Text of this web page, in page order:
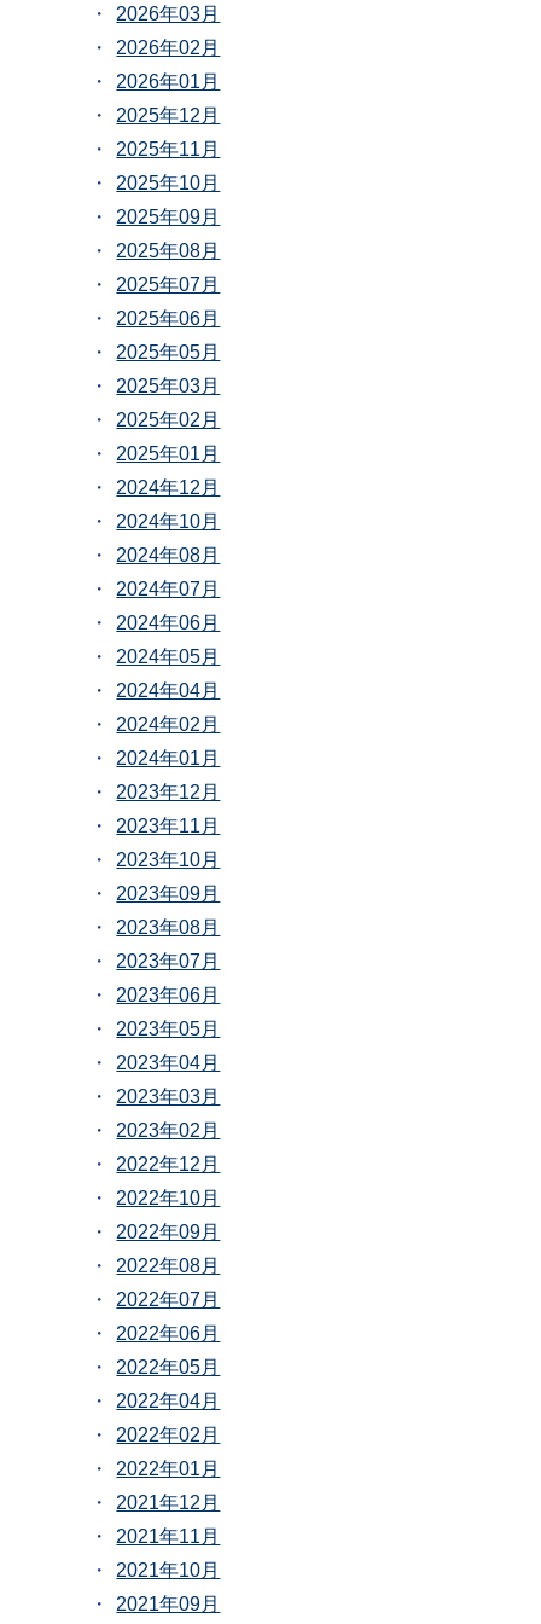
2026年03月
2026年02月
2026年01月
2025年12月
2025年11月
2025年10月
2025年09月
2025年08月
2025年07月
2025年06月
2025年05月
2025年03月
2025年02月
2025年01月
2024年12月
2024年10月
2024年08月
2024年07月
2024年06月
2024年05月
2024年04月
2024年02月
2024年01月
2023年12月
2023年11月
2023年10月
2023年09月
2023年08月
2023年07月
2023年06月
2023年05月
2023年04月
2023年03月
2023年02月
2022年12月
2022年10月
2022年09月
2022年08月
2022年07月
2022年06月
2022年05月
2022年04月
2022年02月
2022年01月
2021年12月
2021年11月
2021年10月
2021年09月